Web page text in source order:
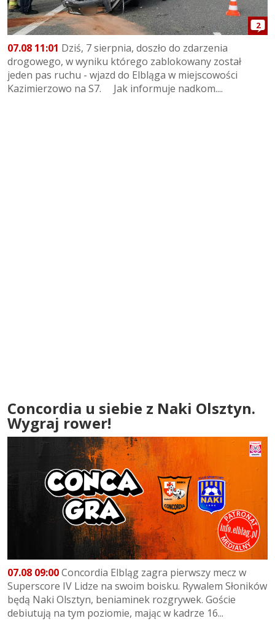
2
07.08 11:01 Dziś, 7 sierpnia, doszło do zdarzenia
drogowego, w wyniku którego zablokowany został
jeden pas ruchu - wjazd do Elbląga w miejscowości
Kazimierzowo na S7. Jak informuje nadkom....
Concordia u siebie z Naki Olsztyn.
Wygraj rower!
07.08 09:00Concordia Elbląg zagra pierwszy mecz w
Superscore IV Lidze na swoim boisku. Rywalem Słoników
będą Naki Olsztyn, beniaminek rozgrywek. Goście
debiutują na tym poziomie, mając w kadrze 16...